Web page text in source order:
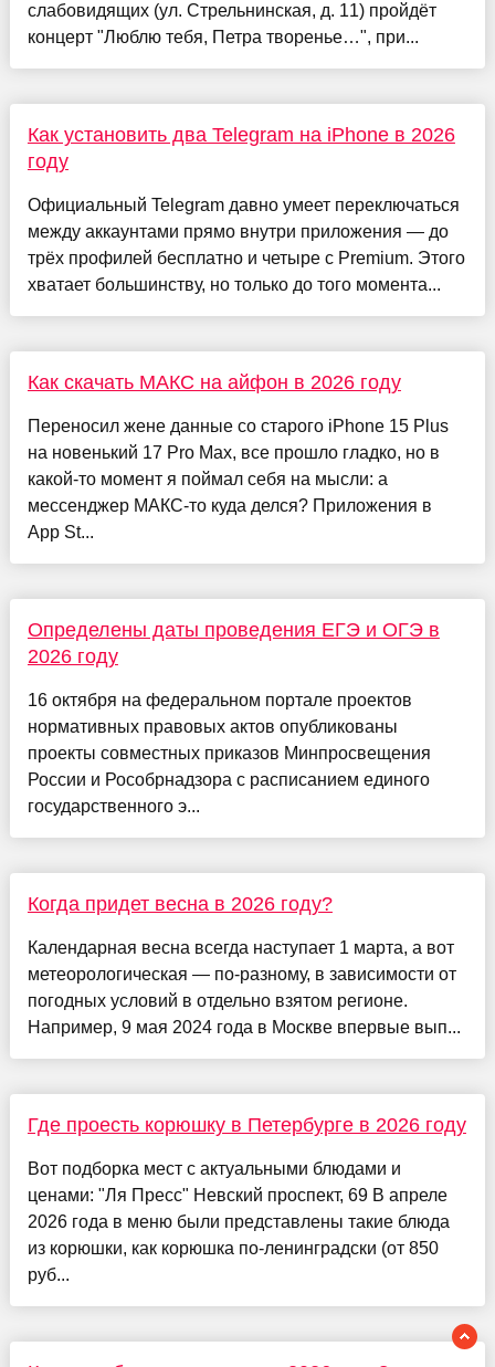
слабовидящих (ул. Стрельнинская, д. 11) пройдёт
концерт "Люблю тебя, Петра творенье…", при...
Как установить два Telegram на iPhone в 2026
году
Официальный Telegram давно умеет переключаться
между аккаунтами прямо внутри приложения — до
трёх профилей бесплатно и четыре с Premium. Этого
хватает большинству, но только до того момента...
Как скачать МАКС на айфон в 2026 году
Переносил жене данные со старого iPhone 15 Plus
на новенький 17 Pro Max, все прошло гладко, но в
какой-то момент я поймал себя на мысли: а
мессенджер МАКС-то куда делся? Приложения в
App St...
Определены даты проведения ЕГЭ и ОГЭ в
2026 году
16 октября на федеральном портале проектов
нормативных правовых актов опубликованы
проекты совместных приказов Минпросвещения
России и Рособрнадзора с расписанием единого
государственного э...
Когда придет весна в 2026 году?
Календарная весна всегда наступает 1 марта, а вот
метеорологическая — по-разному, в зависимости от
погодных условий в отдельно взятом регионе.
Например, 9 мая 2024 года в Москве впервые вып...
Где проесть корюшку в Петербурге в 2026 году
Вот подборка мест с актуальными блюдами и
ценами: "Ля Пресс" Невский проспект, 69 В апреле
2026 года в меню были представлены такие блюда
из корюшки, как корюшка по-ленинградски (от 850
руб...